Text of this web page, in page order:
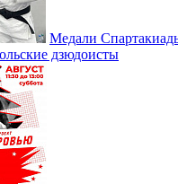
Медали
дзюдоисты